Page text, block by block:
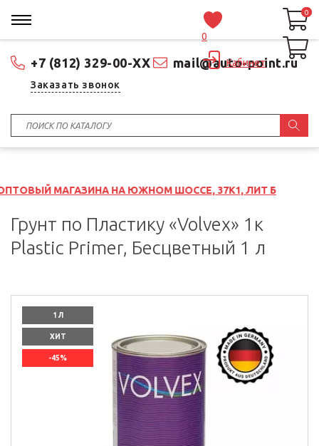
+7 (812) 329-00-XX mail@auto-point.ru
Заказать звонок
0
Кабинет
0
0
НА ЮЖНОМ ШОССЕ, 37К1, ЛИТ Б
Грунт по Пластику «Volvex» 1к
Plastic Primer, Бесцветный 1 л
1 Л
ХИТ
-45%